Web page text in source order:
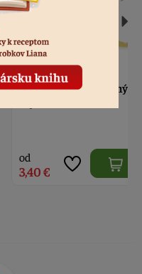
Dekorácia veľkonočný
3,40 €